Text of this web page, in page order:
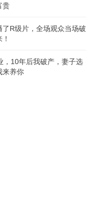
贵
R级片，全场观众当场破
，10年后我破产，妻子选
来养你